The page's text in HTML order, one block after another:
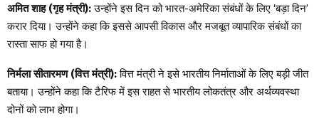
अमित शाह (गृह मंत्री):उन्होंने इस दिन को भारत-अमेरिका संबंधों के लिए ‘बड़ा दिन’
करार दिया। उन्होंने कहा कि इससे आपसी विकास और मजबूत व्यापारिक संबंधों का
रास्ता साफ हो गया है।
निर्मला सीतारमण (वित्त मंत्री):वित्त मंत्री ने इसे भारतीय निर्माताओं के लिए बड़ी जीत
बताया। उन्होंने कहा कि टैरिफ में इस राहत से भारतीय लोकतंत्र और अर्थव्यवस्था
दोनों को लाभ होगा।